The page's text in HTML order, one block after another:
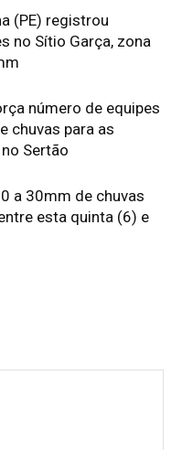
(PE) registrou
no Sítio Garça, zona
número de equipes
chuvas para as
Sertão
a 30mm de chuvas
esta quinta (6) e